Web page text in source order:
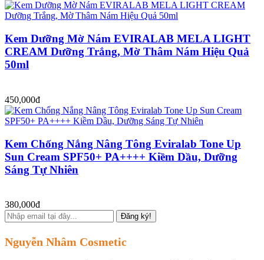
Kem Dưỡng Mờ Nám EVIRALAB MELA LIGHT
CREAM Dưỡng Trắng, Mờ Thâm Nám Hiệu Quả
50ml
450,000đ
Kem Chống Nắng Nâng Tông Eviralab Tone Up
Sun Cream SPF50+ PA++++ Kiềm Dầu, Dưỡng
Sáng Tự Nhiên
380,000đ
Đăng ký!
Nguyễn Nhâm Cosmetic